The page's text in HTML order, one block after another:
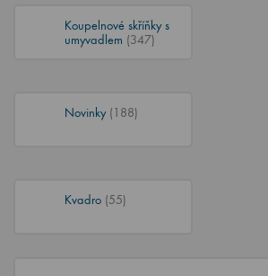
Koupelnové skříňky s
umyvadlem (347)
Novinky (188)
Kvadro (55)